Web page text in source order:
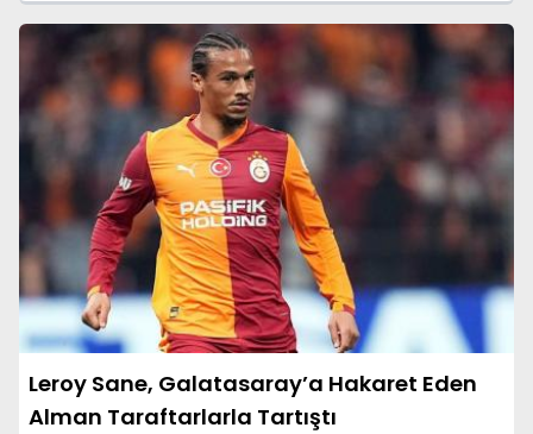
Leroy Sane, Galatasaray’a Hakaret Eden
Alman Taraftarlarla Tartıştı